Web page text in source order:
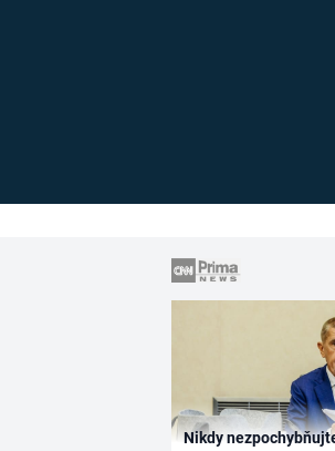
Nikdy